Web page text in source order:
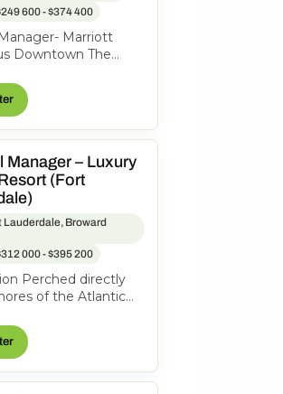
600 - $374 400
Marriott
Downtown The
Ohio, United
Manager – Luxury
(Fort
Lauderdale, Broward
000 - $395 200
Perched directly
of the Atlantic
of Fort